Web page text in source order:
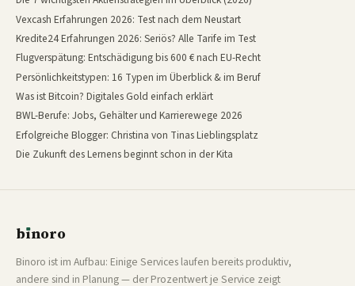
Vexcash Erfahrungen 2026: Test nach dem Neustart
Kredite24 Erfahrungen 2026: Seriös? Alle Tarife im Test
Flugverspätung: Entschädigung bis 600 € nach EU-Recht
Persönlichkeitstypen: 16 Typen im Überblick & im Beruf
Was ist Bitcoin? Digitales Gold einfach erklärt
BWL-Berufe: Jobs, Gehälter und Karrierewege 2026
Erfolgreiche Blogger: Christina von Tinas Lieblingsplatz
Die Zukunft des Lernens beginnt schon in der Kita
bınoro
Binoro ist im Aufbau: Einige Services laufen bereits produktiv,
andere sind in Planung — der Prozentwert je Service zeigt